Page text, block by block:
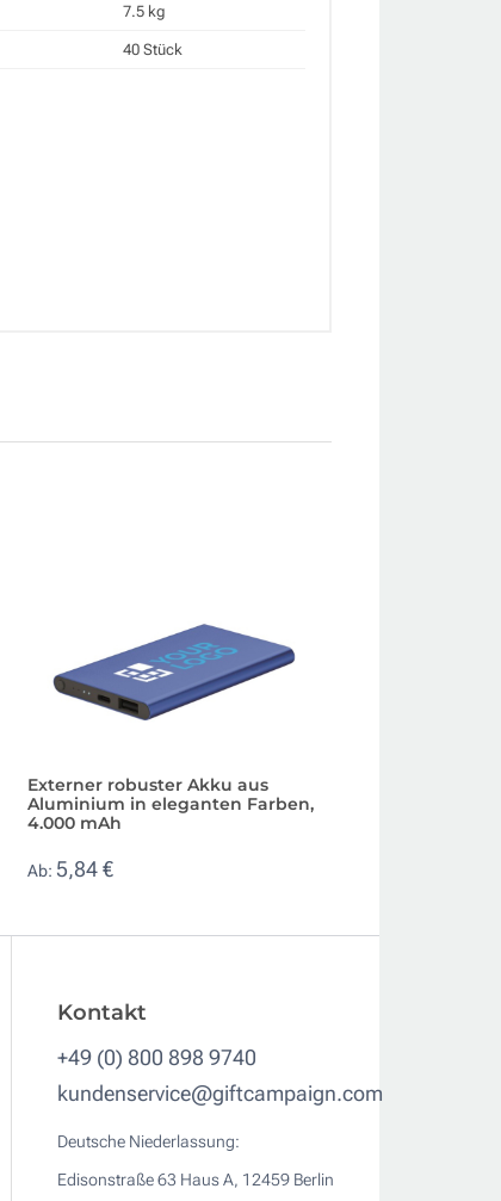
7.5 kg
40 Stück
Externer robuster Akku aus
Aluminium in eleganten Farben,
4.000 mAh
Ab: 5,84 €
Kontakt
+49 (0) 800 898 9740
kundenservice@giftcampaign.com
Deutsche Niederlassung:
Edisonstraße 63 Haus A, 12459 Berlin